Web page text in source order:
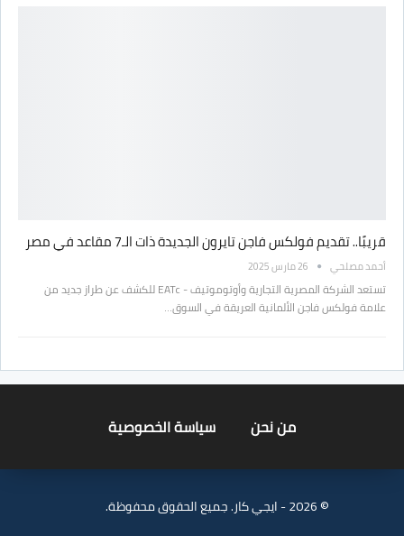
قريبًا.. تقديم فولكس فاجن تايرون الجديدة ذات الـ7 مقاعد في مصر
أحمد مصلحي 26 مارس 2025
تستعد الشركة المصرية التجارية وأوتوموتيف - EATc للكشف عن طراز جديد من
علامة فولكس فاجن الألمانية العريقة في السوق…
من نحن سياسة الخصوصية
© 2026 - ايجي كار. جميع الحقوق محفوظة.